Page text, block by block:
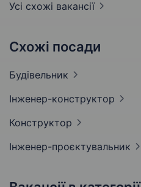
Усі схожі вакансії
Схожі посади
Будівельник
Інженер-конструктор
Конструктор
Інженер-проєктувальник